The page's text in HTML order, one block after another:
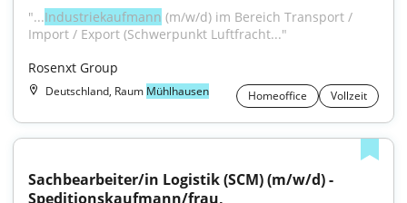
"...Industriekaufmann (m/w/d) im Bereich Transport /
Import / Export (Schwerpunkt Luftfracht..."
Rosenxt Group
Deutschland, Raum Mühlhausen Homeoffice Vollzeit
Sachbearbeiter/in Logistik (SCM) (m/w/d) -